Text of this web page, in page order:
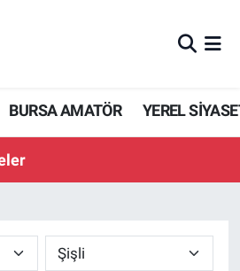
BURSA AMATÖR YEREL